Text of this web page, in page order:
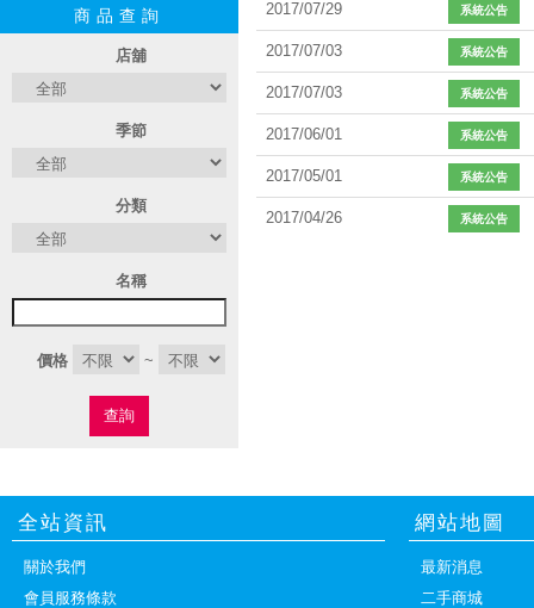
商品查詢
店舖
季節
分類
名稱
價格 ~
查詢
2017/07/29 系統公告
2017/07/03 系統公告
2017/07/03 系統公告
2017/06/01 系統公告
2017/05/01 系統公告
2017/04/26 系統公告
全站資訊
關於我們
會員服務條款
網站地圖
最新消息
二手商城